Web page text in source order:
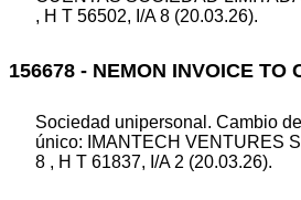
, H T 56502, I/A 8 (20.03.26).
156678 - NEMON INVOICE TO
Sociedad unipersonal. Cambio
único: IMANTECH VENTURES
8 , H T 61837, I/A 2 (20.03.26).